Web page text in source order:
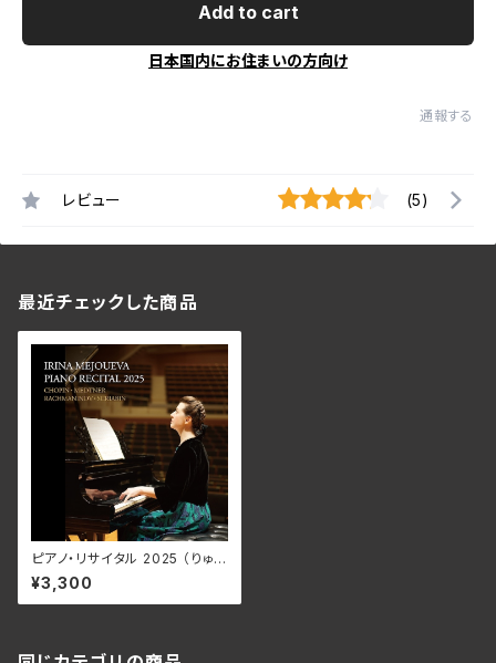
Add to cart
日本国内にお住まいの方向け
通報する
レビュー (5)
最近チェックした商品
ピアノ・リサイタル 2025 （りゅ
ーとぴあ）/イリーナ・メジューエ
ワ BJN-1043
¥3,300